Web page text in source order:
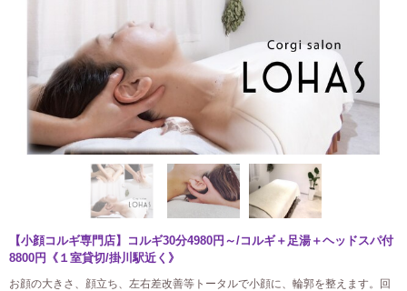
【小顔コルギ専門店】コルギ30分4980円～/コルギ＋足湯＋ヘッドスパ付
8800円《１室貸切/掛川駅近く》
お顔の大きさ、顔立ち、左右差改善等トータルで小顔に、輪郭を整えます。回